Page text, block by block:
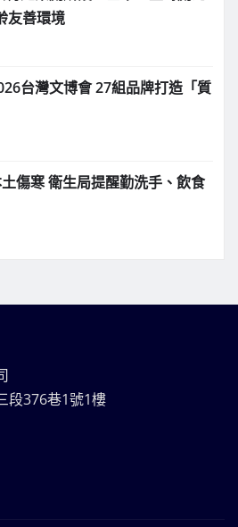
友善環境
台灣文博會 27組品牌打造「質
傷寒 衛生局提醒勤洗手、飲食
段376巷1號1樓